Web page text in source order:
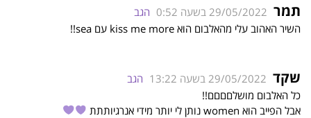
תמר 29/05/2022 בשעה 0:52
הגב
השיר האהוב עלי מהאלבום הוא kiss me more עם sea!!
שקד 29/05/2022 בשעה 13:22
הגב
כל האלבום מושלםםםם!!
אבל הפייב הוא women נותן לי יותר מידי אנרגיותתת